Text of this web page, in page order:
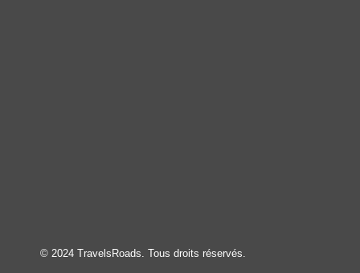
© 2024 TravelsRoads. Tous droits réservés.